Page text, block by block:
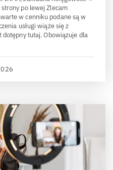
po lewej Zlecam
w cenniku podane są w
usługi wiąże się z
tutaj. Obowiązuje dla